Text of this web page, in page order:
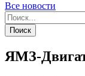
Все новости
Поиск
ЯМЗ-